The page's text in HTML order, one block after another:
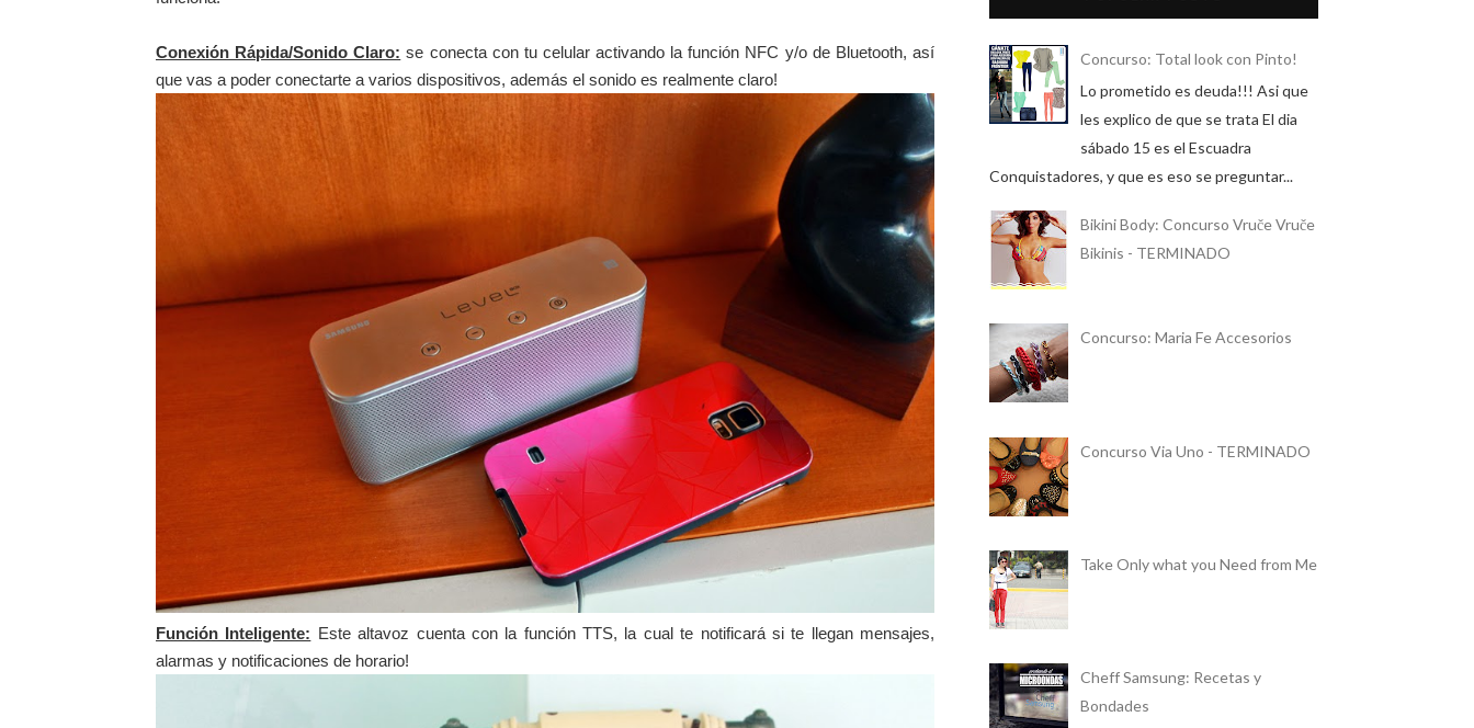
Conexión Rápida/Sonido Claro: se conecta con tu celular activando la función NFC y/o de Bluetooth, así
que vas a poder conectarte a varios dispositivos, además el sonido es realmente claro!
Función Inteligente: Este altavoz cuenta con la función TTS, la cual te notificará si te llegan mensajes,
alarmas y notificaciones de horario!
Concurso: Total look con Pinto!
Lo prometido es deuda!!! Asi que
les explico de que se trata El dia
sábado 15 es el Escuadra
Conquistadores, y que es eso se preguntar...
Bikini Body: Concurso Vruče Vruče
Bikinis - TERMINADO
Concurso: Maria Fe Accesorios
Concurso Via Uno - TERMINADO
Take Only what you Need from Me
Cheff Samsung: Recetas y
Bondades